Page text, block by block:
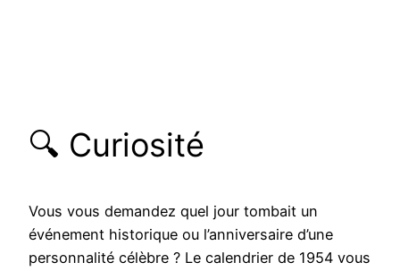
🔍 Curiosité
Vous vous demandez quel jour tombait un
événement historique ou l’anniversaire d’une
personnalité célèbre ? Le calendrier de 1954 vous